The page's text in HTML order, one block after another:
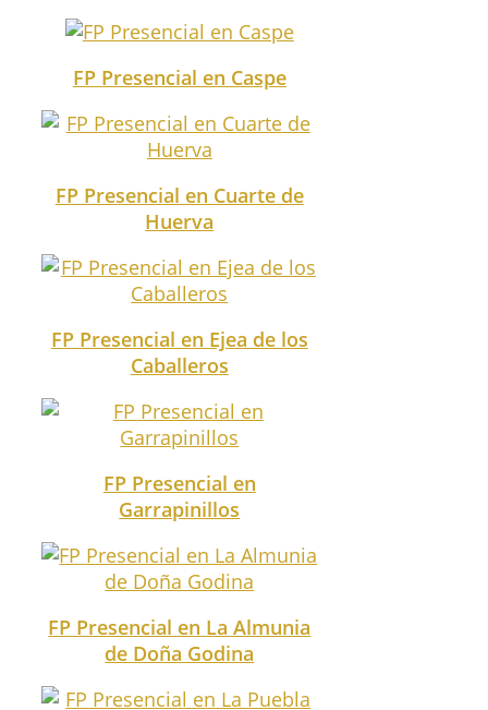
FP Presencial en Caspe
FP Presencial en Cuarte de
Huerva
FP Presencial en Ejea de los
Caballeros
FP Presencial en
Garrapinillos
FP Presencial en La Almunia
de Doña Godina